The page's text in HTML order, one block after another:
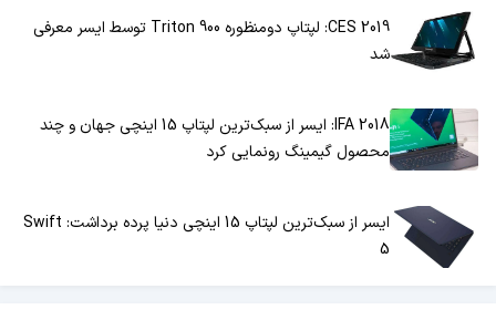
CES 2019: لپتاپ دومنظوره Triton 900 توسط ایسر معرفی
شد
IFA 2018: ایسر از سبک‌ترین لپتاپ 15 اینچی جهان و چند
محصول گیمینگ رونمایی کرد
ایسر از سبک‌ترین لپتاپ 15 اینچی دنیا پرده برداشت: Swift
5